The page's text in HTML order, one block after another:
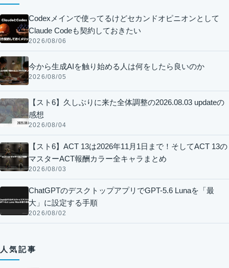
Codexメインで使ってるけどセカンドオピニオンとして
Claude Codeも契約しておきたい
2026/08/06
今から生成AIを触り始める人は何をしたら良いのか
2026/08/05
【スト6】久しぶりに来た全体調整の2026.08.03 updateの
感想
2026/08/04
【スト6】ACT 13は2026年11月1日まで！そしてACT 13の
マスターACT報酬カラー全キャラまとめ
2026/08/03
ChatGPTのデスクトップアプリでGPT-5.6 Lunaを「最
大」に設定する手順
2026/08/02
人気記事